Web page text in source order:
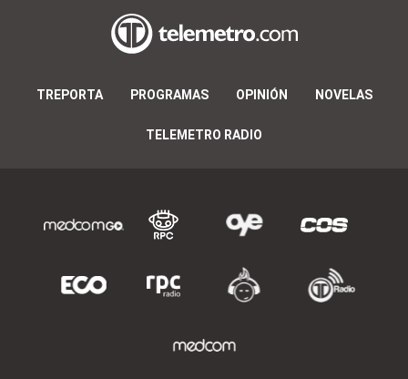
TREPORTA PROGRAMAS OPINIÓN NOVELAS
TELEMETRO RADIO